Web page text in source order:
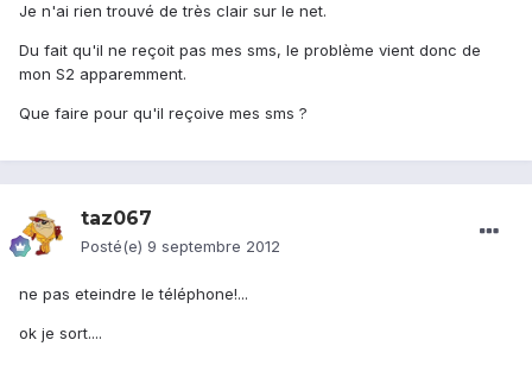
Je n'ai rien trouvé de très clair sur le net.
Du fait qu'il ne reçoit pas mes sms, le problème vient donc de
mon S2 apparemment.
Que faire pour qu'il reçoive mes sms ?
taz067
Posté(e) 9 septembre 2012
ne pas eteindre le téléphone!...
ok je sort....